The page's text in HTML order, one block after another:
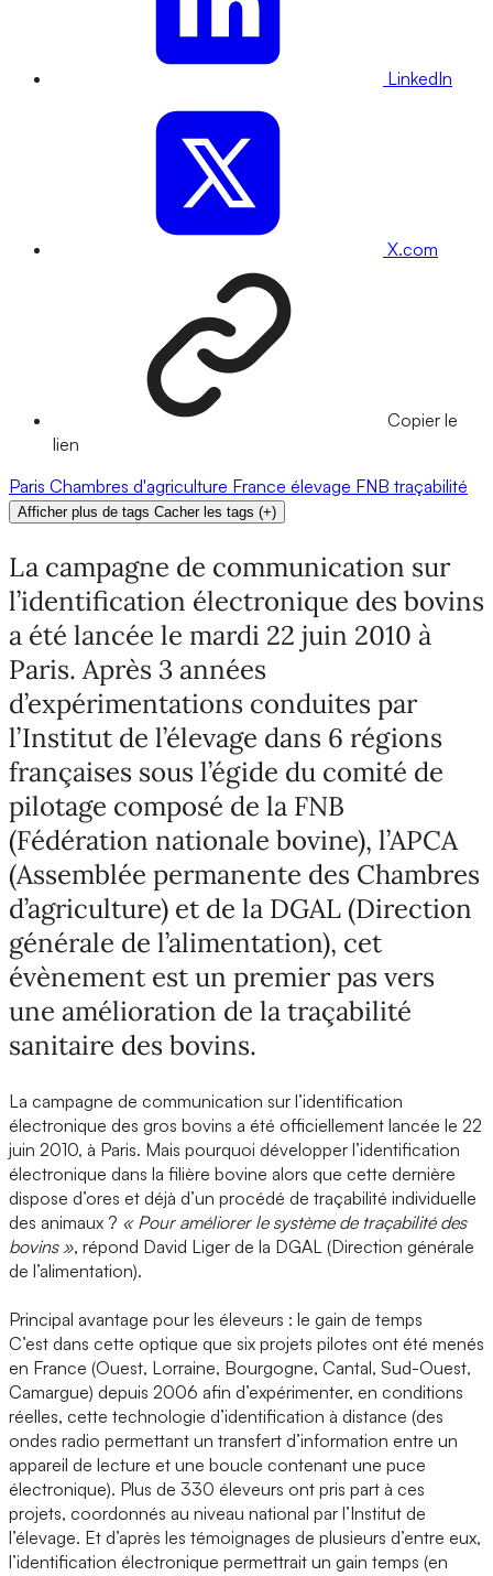
LinkedIn
X.com
Copier le
lien
Paris Chambres d'agriculture France élevage FNB traçabilité
Afficher plus de tags Cacher les tags (+)
La campagne de communication sur
l’identification électronique des bovins
a été lancée le mardi 22 juin 2010 à
Paris. Après 3 années
d’expérimentations conduites par
l’Institut de l’élevage dans 6 régions
françaises sous l’égide du comité de
pilotage composé de la FNB
(Fédération nationale bovine), l’APCA
(Assemblée permanente des Chambres
d’agriculture) et de la DGAL (Direction
générale de l’alimentation), cet
évènement est un premier pas vers
une amélioration de la traçabilité
sanitaire des bovins.
La campagne de communication sur l’identification
électronique des gros bovins a été officiellement lancée le 22
juin 2010, à Paris. Mais pourquoi développer l’identification
électronique dans la filière bovine alors que cette dernière
dispose d’ores et déjà d’un procédé de traçabilité individuelle
des animaux ? « Pour améliorer le système de traçabilité des
bovins », répond David Liger de la DGAL (Direction générale
de l’alimentation).
Principal avantage pour les éleveurs : le gain de temps
C’est dans cette optique que six projets pilotes ont été menés
en France (Ouest, Lorraine, Bourgogne, Cantal, Sud-Ouest,
Camargue) depuis 2006 afin d’expérimenter, en conditions
réelles, cette technologie d’identification à distance (des
ondes radio permettant un transfert d’information entre un
appareil de lecture et une boucle contenant une puce
électronique). Plus de 330 éleveurs ont pris part à ces
projets, coordonnés au niveau national par l’Institut de
l’élevage. Et d’après les témoignages de plusieurs d’entre eux,
l’identification électronique permettrait un gain temps (en